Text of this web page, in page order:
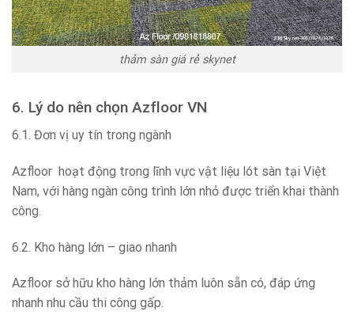
thảm sàn giá rẻ skynet
6. Lý do nên chọn Azfloor VN
6.1. Đơn vị uy tín trong ngành
Azfloor hoạt động trong lĩnh vực vật liệu lót sàn tại Việt
Nam, với hàng ngàn công trình lớn nhỏ được triển khai thành
công.
6.2. Kho hàng lớn – giao nhanh
Azfloor sở hữu kho hàng lớn thảm luôn sẵn có, đáp ứng
nhanh nhu cầu thi công gấp.